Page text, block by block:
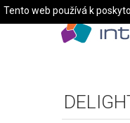
Tento web používá k